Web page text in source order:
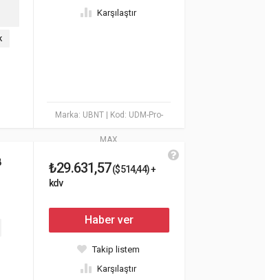
Marka: UBNT | Kod: UDM-Pro-
MAX
Karşılaştır
₺29.631,57($514,44) +
kdv
Haber ver
Takip listem
Karşılaştır